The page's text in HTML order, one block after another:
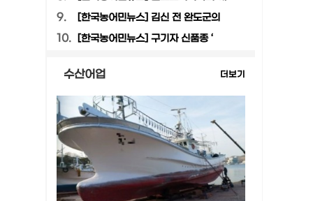
9. [한국농어민뉴스] 김신 전 완도군의
10. [한국농어민뉴스] 구기자 신품종 ‘
수산어업 더보기